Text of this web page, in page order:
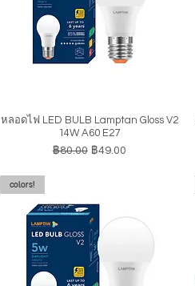
ดูข้อมูลด่วน
หลอดไฟ LED BULB Lamptan Gloss V2
14W A60 E27
ราคาปกติ
฿80.00 ราคาขายลด
฿49.00
colors!